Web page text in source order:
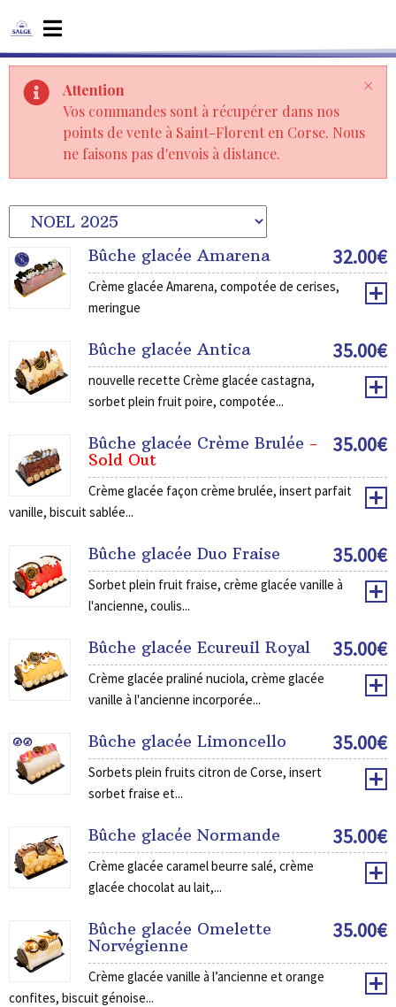
Attention
Vos commandes sont à récupérer dans nos
points de vente à Saint-Florent en Corse. Nous
ne faisons pas d'envois à distance.
×
Bûche glacée Amarena 32.00€
Crème glacée Amarena, compotée de cerises,
meringue
Bûche glacée Antica 35.00€
nouvelle recette Crème glacée castagna,
sorbet plein fruit poire, compotée...
Bûche glacée Crème Brulée -
Sold Out
35.00€
Crème glacée façon crème brulée, insert parfait
vanille, biscuit sablée...
Bûche glacée Duo Fraise 35.00€
Sorbet plein fruit fraise, crème glacée vanille à
l'ancienne, coulis...
Bûche glacée Ecureuil Royal 35.00€
Crème glacée praliné nuciola, crème glacée
vanille à l'ancienne incorporée...
Bûche glacée Limoncello 35.00€
Sorbets plein fruits citron de Corse, insert
sorbet fraise et...
Bûche glacée Normande 35.00€
Crème glacée caramel beurre salé, crème
glacée chocolat au lait,...
Bûche glacée Omelette
Norvégienne
35.00€
Crème glacée vanille à l’ancienne et orange
confites, biscuit génoise...